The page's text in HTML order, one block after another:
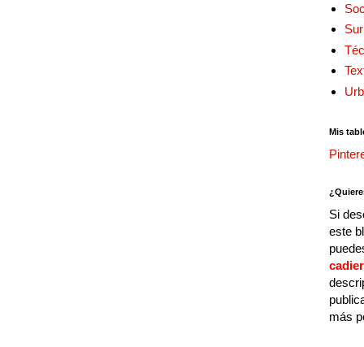
Mis
Si
este
más